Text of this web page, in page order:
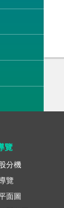
覽
分機
覽
面圖